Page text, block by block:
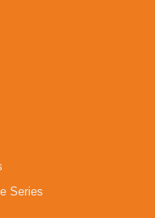
Series